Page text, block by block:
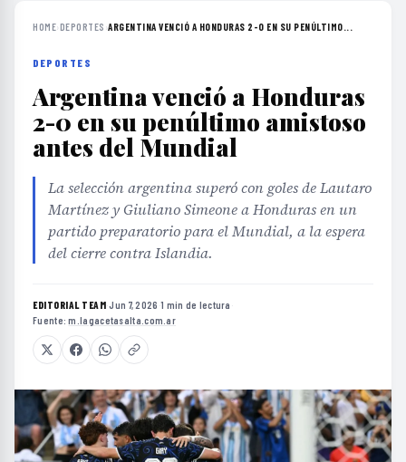
HOME›DEPORTES ›ARGENTINA VENCIÓ A HONDURAS 2-0 EN SU PENÚLTIMO...
DEPORTES
Argentina venció a Honduras
2-0 en su penúltimo amistoso
antes del Mundial
La selección argentina superó con goles de Lautaro
Martínez y Giuliano Simeone a Honduras en un
partido preparatorio para el Mundial, a la espera
del cierre contra Islandia.
EDITORIAL TEAM·Jun 7, 2026 ·1 min de lectura ·
Fuente:m.lagacetasalta.com.ar